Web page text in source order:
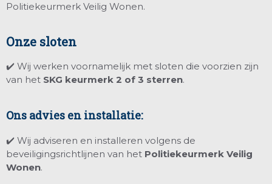
Politiekeurmerk Veilig Wonen.
Onze sloten​
✔️ Wij werken voornamelijk met sloten die voorzien zijn
van het SKG keurmerk 2 of 3 sterren.
Ons advies en installatie:
✔️ Wij adviseren en installeren volgens de
beveiligingsrichtlijnen van het Politiekeurmerk Veilig
Wonen.